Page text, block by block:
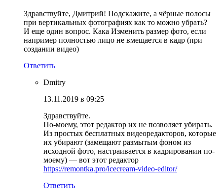
Здравствуйте, Дмитрий! Подскажите, а чёрные полосы
при вертикальных фотографиях как то можно убрать?
И еще один вопрос. Кака Изменить размер фото, если
например полностью лицо не вмещается в кадр (при
создании видео)
Ответить
Dmitry
13.11.2019 в 09:25
Здравствуйте.
По-моему, этот редактор их не позволяет убирать.
Из простых бесплатных видеоредакторов, которые
их убирают (замещают размытым фоном из
исходной фото, настраивается в кадрировании по-
моему) — вот этот редактор
https://remontka.pro/icecream-video-editor/
Ответить